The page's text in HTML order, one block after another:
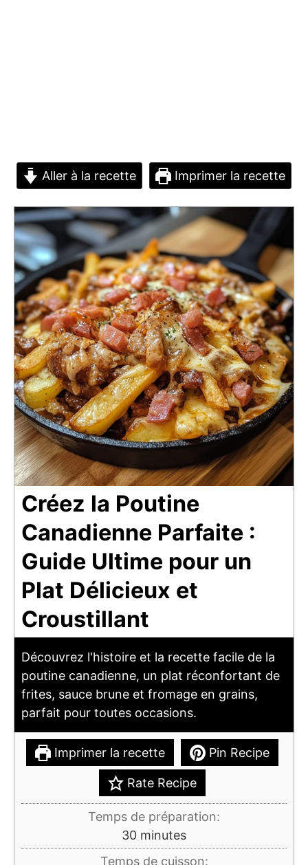
Aller à la recette Imprimer la recette
Créez la Poutine
Canadienne Parfaite :
Guide Ultime pour un
Plat Délicieux et
Croustillant
Découvrez l'histoire et la recette facile de la
poutine canadienne, un plat réconfortant de
frites, sauce brune et fromage en grains,
parfait pour toutes occasions.
Imprimer la recette Pin Recipe
Rate Recipe
Temps de préparation:
30minutes
minutes
Temps de cuisson: